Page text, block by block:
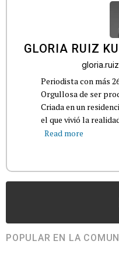
GLORIA RUIZ
Periodista con más
Orgullosa de ser
Criada en un
el que vivió la
Read more
POPULAR EN LA